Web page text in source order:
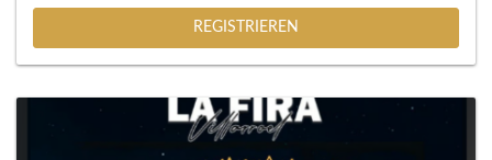
REGISTRIEREN